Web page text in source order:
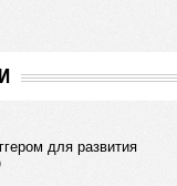
для развития